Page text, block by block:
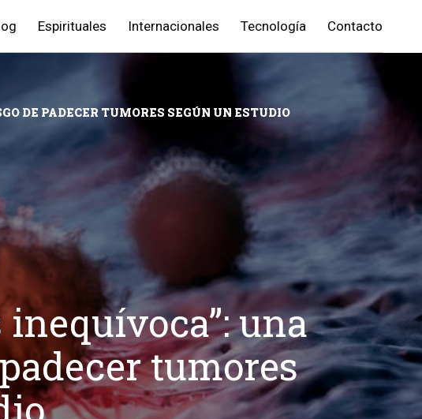
Espirituales Internacionales Tecnología Contacto
DE PADECER TUMORES SEGÚN UN ESTUDIO
una
tumores